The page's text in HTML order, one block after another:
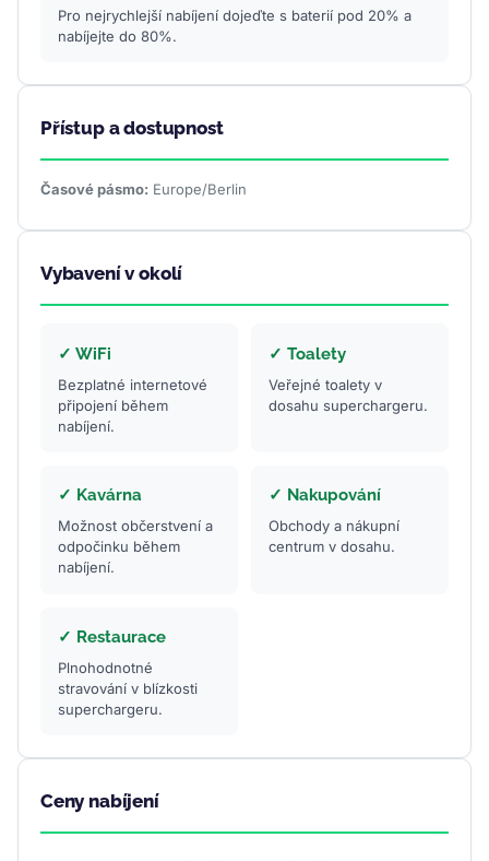
Pro nejrychlejší nabíjení dojeďte s baterií pod 20% a
nabíjejte do 80%.
Přístup a dostupnost
Časové pásmo: Europe/Berlin
Vybavení v okolí
✓ WiFi
Bezplatné internetové
připojení během
nabíjení.
✓ Toalety
Veřejné toalety v
dosahu superchargeru.
✓ Kavárna
Možnost občerstvení a
odpočinku během
nabíjení.
✓ Nakupování
Obchody a nákupní
centrum v dosahu.
✓ Restaurace
Plnohodnotné
stravování v blízkosti
superchargeru.
Ceny nabíjení